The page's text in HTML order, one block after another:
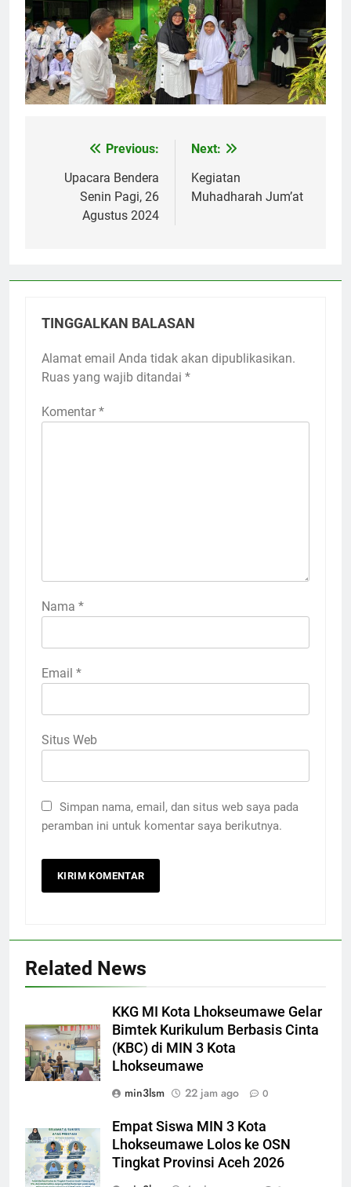
Navigasi
pos
Previous:
Upacara Bendera
Senin Pagi, 26
Agustus 2024
Next:
Kegiatan
Muhadharah Jum’at
TINGGALKAN BALASAN
Alamat email Anda tidak akan dipublikasikan.
Ruas yang wajib ditandai *
Komentar *
Nama *
Email *
Situs Web
Simpan nama, email, dan situs web saya pada
peramban ini untuk komentar saya berikutnya.
Related News
KKG MI Kota Lhokseumawe Gelar
Bimtek Kurikulum Berbasis Cinta
(KBC) di MIN 3 Kota
Lhokseumawe
min3lsm
22 jam ago 0
Empat Siswa MIN 3 Kota
Lhokseumawe Lolos ke OSN
Tingkat Provinsi Aceh 2026